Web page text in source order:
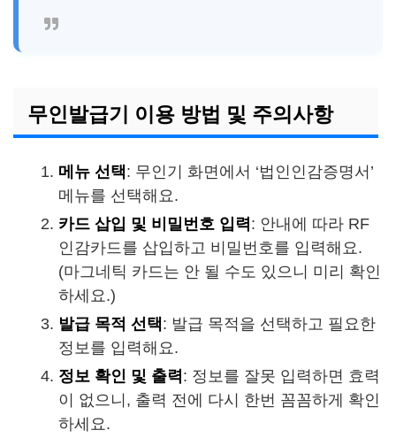
무인발급기 이용 방법 및 주의사항
메뉴 선택: 무인기 화면에서 ‘법인인감증명서’
메뉴를 선택해요.
카드 삽입 및 비밀번호 입력: 안내에 따라 RF
인감카드를 삽입하고 비밀번호를 입력해요.
(마그네틱 카드는 안 될 수도 있으니 미리 확인
하세요.)
발급 목적 선택: 발급 목적을 선택하고 필요한
정보를 입력해요.
정보 확인 및 출력: 정보를 잘못 입력하면 효력
이 없으니, 출력 전에 다시 한번 꼼꼼하게 확인
하세요.